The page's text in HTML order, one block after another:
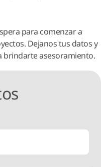
para comenzar a
Dejanos tus datos y
brindarte asesoramiento.